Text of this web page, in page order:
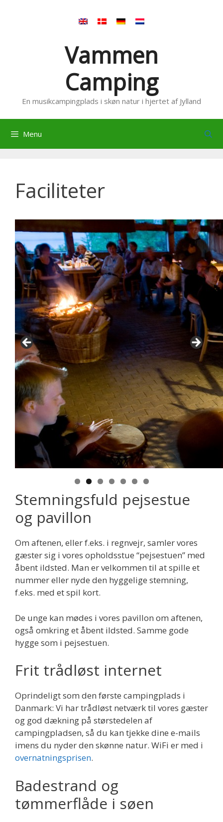
Vammen
Camping
En musikcampingplads i skøn natur i hjertet af Jylland
Menu
Faciliteter
Stemningsfuld pejsestue
og pavillon
Om aftenen, eller f.eks. i regnvejr, samler vores
gæster sig i vores opholdsstue “pejsestuen” med
åbent ildsted. Man er velkommen til at spille et
nummer eller nyde den hyggelige stemning,
f.eks. med et spil kort.
De unge kan mødes i vores pavillon om aftenen,
også omkring et åbent ildsted. Samme gode
hygge som i pejsestuen.
Frit trådløst internet
Oprindeligt som den første campingplads i
Danmark: Vi har trådløst netværk til vores gæster
og god dækning på størstedelen af
campingpladsen, så du kan tjekke dine e-mails
imens du nyder den skønne natur. WiFi er med i
overnatningsprisen.
Badestrand og
tømmerflåde i søen